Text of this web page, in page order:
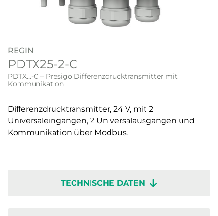
REGIN
PDTX25-2-C
PDTX…-C – Presigo Differenzdrucktransmitter mit
Kommunikation
Differenzdrucktransmitter, 24 V, mit 2
Universaleingängen, 2 Universalausgängen und
Kommunikation über Modbus.
TECHNISCHE DATEN